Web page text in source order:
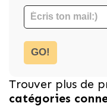
GO!
Trouver plus de
catégories